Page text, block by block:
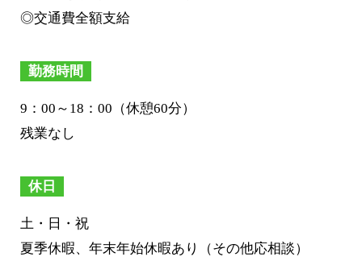
◎交通費全額支給
勤務時間
9：00～18：00（休憩60分）
残業なし
休日
土・日・祝
夏季休暇、年末年始休暇あり（その他応相談）